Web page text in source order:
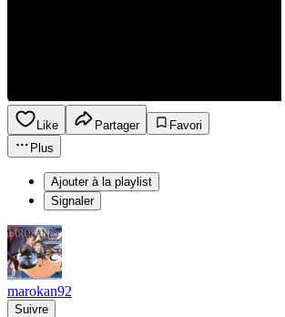
Like Partager
Favori
Plus
Ajouter à la playlist
Signaler
marokan92
Suivre